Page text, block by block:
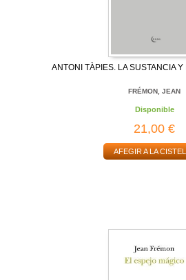
ANTONI TÀPIES. LA SUSTANCIA
FRÉMON, JEAN
Disponible
21,00 €
AFEGIR A LA